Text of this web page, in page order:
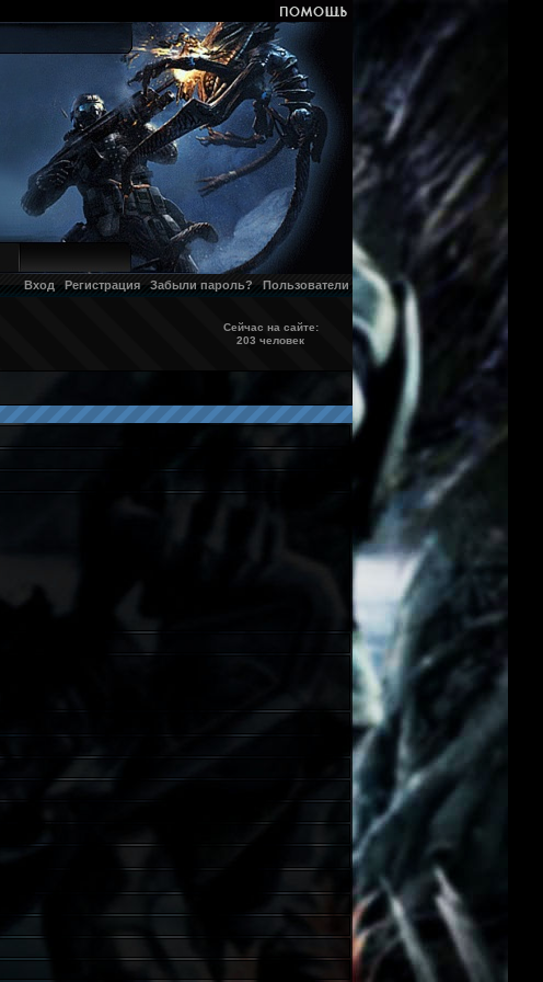
Вход Регистрация Забыли пароль? Пользователи
Сейчас на сайте:
203 человек